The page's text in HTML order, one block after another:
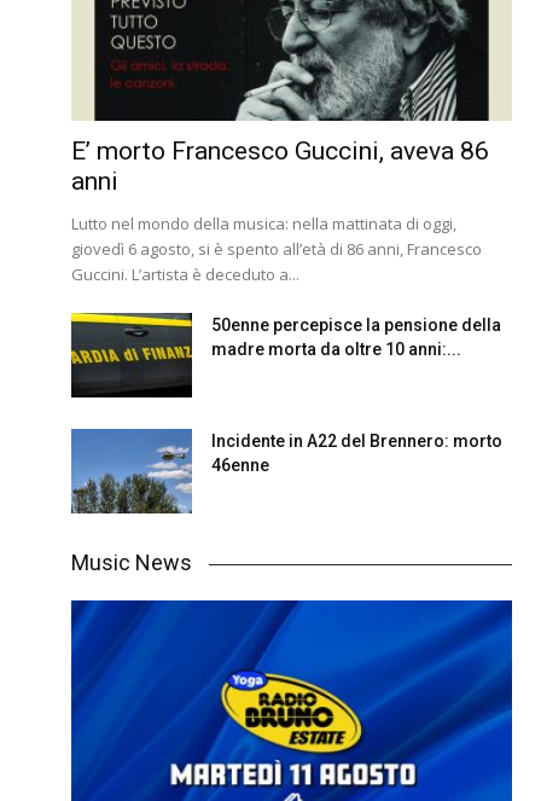
E’ morto Francesco Guccini, aveva 86
anni
Lutto nel mondo della musica: nella mattinata di oggi,
giovedì 6 agosto, si è spento all’età di 86 anni, Francesco
Guccini. L’artista è deceduto a...
50enne percepisce la pensione della
madre morta da oltre 10 anni:...
Incidente in A22 del Brennero: morto
46enne
Music News